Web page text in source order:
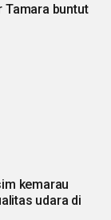
Tamara buntut
kemarau
udara di